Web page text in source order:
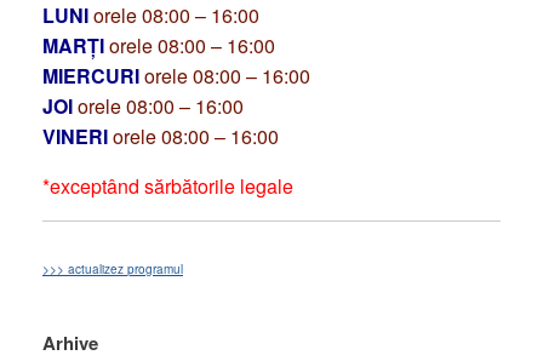
LUNIorele 08:00 – 16:00
MARȚIorele 08:00 – 16:00
MIERCURIorele 08:00 – 16:00
JOIorele 08:00 – 16:00
VINERIorele 08:00 – 16:00
*exceptând sărbătorile legale
>>> actualizez programul
Arhive